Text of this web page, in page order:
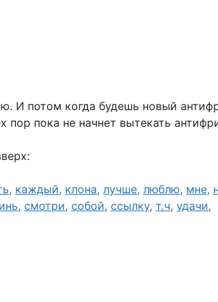
И потом когда будешь новый
пор пока не начнет вытекать
, каждый, клона, лучше, люблю, мне,
, смотри, собой, ссылку, т.ч, удачи,